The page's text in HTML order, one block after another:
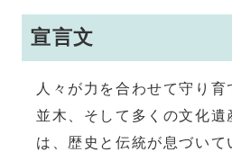
宣言文
人々が力を合わせて守り
並木、そして多くの文化遺
は、歴史と伝統が息づい